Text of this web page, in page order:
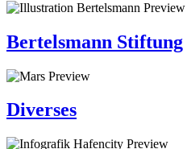
Bertelsmann Stiftung
Diverses